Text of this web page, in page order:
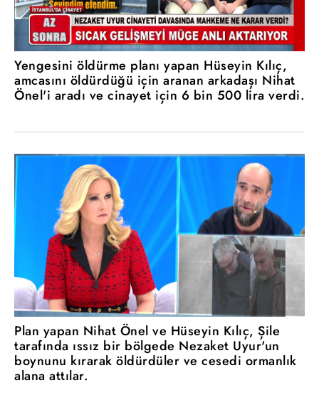
Yengesini öldürme planı yapan Hüseyin Kılıç,
amcasını öldürdüğü için aranan arkadaşı Nihat
Önel'i aradı ve cinayet için 6 bin 500 lira verdi.
Plan yapan Nihat Önel ve Hüseyin Kılıç, Şile
tarafında ıssız bir bölgede Nezaket Uyur'un
boynunu kırarak öldürdüler ve cesedi ormanlık
alana attılar.